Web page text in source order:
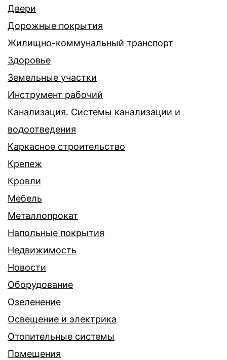
Двери
Дорожные покрытия
Жилищно-коммунальный транспорт
Здоровье
Земельные участки
Инструмент рабочий
Канализация. Системы канализации и
водоотведения
Каркасное строительство
Крепеж
Кровли
Мебель
Металлопрокат
Напольные покрытия
Недвижимость
Новости
Оборудование
Озеленение
Освещение и электрика
Отопительные системы
Помещения